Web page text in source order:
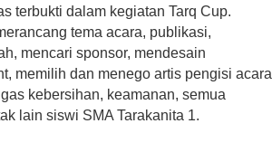
terbukti dalam kegiatan Tarq Cup.
tema acara, publikasi,
mencari sponsor, mendesain
memilih dan menego artis pengisi acara
kebersihan, keamanan, semua
lain siswi SMA Tarakanita 1.